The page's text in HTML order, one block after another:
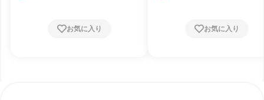
お気に入り お気に入り